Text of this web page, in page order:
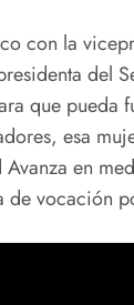
con la
del
que pueda
esa
en
de vocación